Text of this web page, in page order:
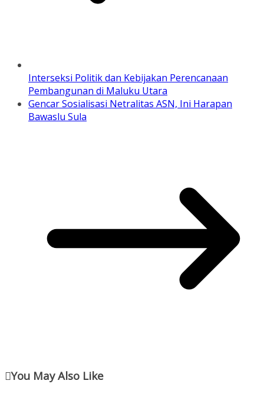
Interseksi Politik dan Kebijakan Perencanaan
Pembangunan di Maluku Utara
Gencar Sosialisasi Netralitas ASN, Ini Harapan
Bawaslu Sula
You May Also Like